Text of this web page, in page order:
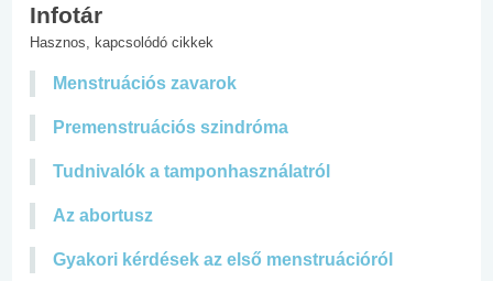
Infotár
Hasznos, kapcsolódó cikkek
Menstruációs zavarok
Premenstruációs szindróma
Tudnivalók a tamponhasználatról
Az abortusz
Gyakori kérdések az első menstruációról